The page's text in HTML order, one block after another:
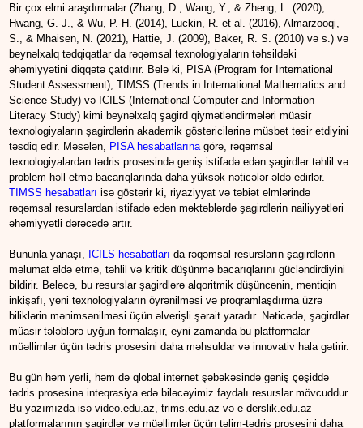
Bir çox elmi araşdırmalar (Zhang, D., Wang, Y., & Zheng, L. (2020),
Hwang, G.-J., & Wu, P.-H. (2014), Luckin, R. et al. (2016), Almarzooqi,
S., & Mhaisen, N. (2021), Hattie, J. (2009), Baker, R. S. (2010) və s.) və
beynəlxalq tədqiqatlar da rəqəmsal texnologiyaların təhsildəki
əhəmiyyətini diqqətə çatdırır. Belə ki, PISA (Program for International
Student Assessment), TIMSS (Trends in International Mathematics and
Science Study) və ICILS (International Computer and Information
Literacy Study) kimi beynəlxalq şagird qiymətləndirmələri müasir
texnologiyaların şagirdlərin akademik göstəricilərinə müsbət təsir etdiyini
təsdiq edir. Məsələn, PISA hesabatlarınagörə, rəqəmsal
texnologiyalardan tədris prosesində geniş istifadə edən şagirdlər təhlil və
problem həll etmə bacarıqlarında daha yüksək nəticələr əldə edirlər.
TIMSS hesabatları isə göstərir ki, riyaziyyat və təbiət elmlərində
rəqəmsal resurslardan istifadə edən məktəblərdə şagirdlərin nailiyyətləri
əhəmiyyətli dərəcədə artır.
Bununla yanaşı, ICILS hesabatları da rəqəmsal resursların şagirdlərin
məlumat əldə etmə, təhlil və kritik düşünmə bacarıqlarını gücləndirdiyini
bildirir. Beləcə, bu resurslar şagirdlərə alqoritmik düşüncənin, məntiqin
inkişafı, yeni texnologiyaların öyrənilməsi və proqramlaşdırma üzrə
biliklərin mənimsənilməsi üçün əlverişli şərait yaradır. Nəticədə, şagirdlər
müasir tələblərə uyğun formalaşır, eyni zamanda bu platformalar
müəllimlər üçün tədris prosesini daha məhsuldar və innovativ hala gətirir.
Bu gün həm yerli, həm də qlobal internet şəbəkəsində geniş çeşiddə
tədris prosesinə inteqrasiya edə biləcəyimiz faydalı resurslar mövcuddur.
Bu yazımızda isə video.edu.az, trims.edu.az və e-derslik.edu.az
platformalarının şagirdlər və müəllimlər üçün təlim-tədris prosesini daha